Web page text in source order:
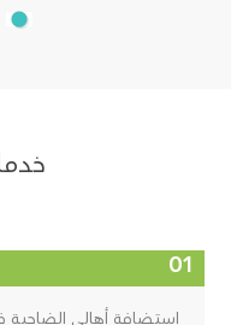
إستضافة أهالي الضاحية